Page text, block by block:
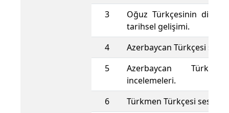
3
Oğuz Türkçesinin dil
tarihsel gelişimi.
4
Azerbaycan Türkçesi ses
5
Azerbaycan
incelemeleri.
6
Türkmen Türkçesi ses